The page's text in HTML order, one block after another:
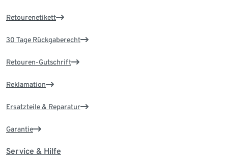
Retourenetikett
30 Tage Rückgaberecht
Retouren-Gutschrift
Reklamation
Ersatzteile & Reparatur
Garantie
Service & Hilfe